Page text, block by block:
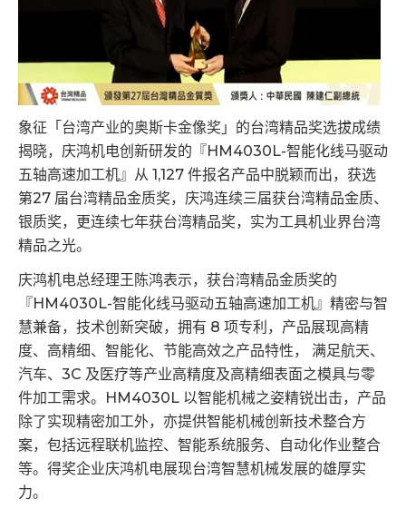
象征「台湾产业的奥斯卡金像奖」的台湾精品奖选拔成绩
揭晓，庆鸿机电创新研发的『HM4030L-智能化线马驱动
五轴高速加工机』从 1,127 件报名产品中脱颖而出，获选
第27 届台湾精品金质奖，庆鸿连续三届获台湾精品金质、
银质奖，更连续七年获台湾精品奖，实为工具机业界台湾
精品之光。
庆鸿机电总经理王陈鸿表示，获台湾精品金质奖的
『HM4030L-智能化线马驱动五轴高速加工机』精密与智
慧兼备，技术创新突破，拥有 8 项专利，产品展现高精
度、高精细、智能化、节能高效之产品特性， 满足航天、
汽车、3C 及医疗等产业高精度及高精细表面之模具与零
件加工需求。HM4030L 以智能机械之姿精锐出击，产品
除了实现精密加工外，亦提供智能机械创新技术整合方
案，包括远程联机监控、智能系统服务、自动化作业整合
等。得奖企业庆鸿机电展现台湾智慧机械发展的雄厚实
力。